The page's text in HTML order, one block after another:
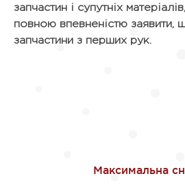
запчастин і супутніх
повною впевненістю заявити,
запчастини з перших рук.